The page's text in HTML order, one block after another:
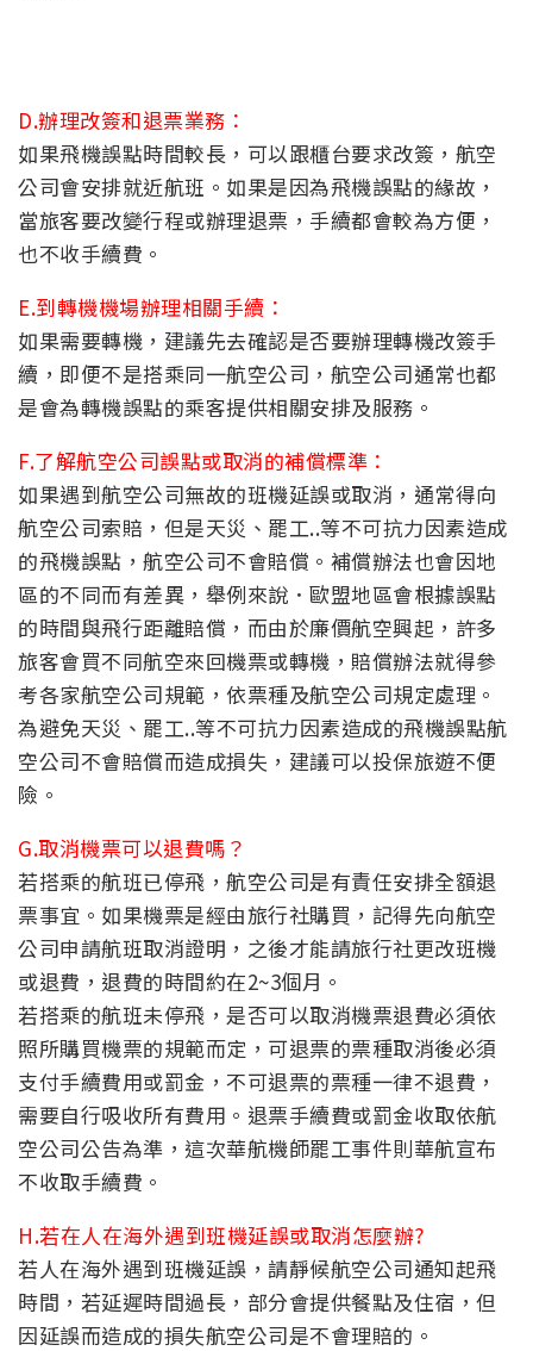
D.辦理改簽和退票業務：
如果飛機誤點時間較長，可以跟櫃台要求改簽，航空
公司會安排就近航班。如果是因為飛機誤點的緣故，
當旅客要改變行程或辦理退票，手續都會較為方便，
也不收手續費。
E.到轉機機場辦理相關手續：
如果需要轉機，建議先去確認是否要辦理轉機改簽手
續，即便不是搭乘同一航空公司，航空公司通常也都
是會為轉機誤點的乘客提供相關安排及服務。
F.了解航空公司誤點或取消的補償標準：
如果遇到航空公司無故的班機延誤或取消，通常得向
航空公司索賠，但是天災、罷工..等不可抗力因素造成
的飛機誤點，航空公司不會賠償。補償辦法也會因地
區的不同而有差異，舉例來說．歐盟地區會根據誤點
的時間與飛行距離賠償，而由於廉價航空興起，許多
旅客會買不同航空來回機票或轉機，賠償辦法就得參
考各家航空公司規範，依票種及航空公司規定處理。
為避免天災、罷工..等不可抗力因素造成的飛機誤點航
空公司不會賠償而造成損失，建議可以投保旅遊不便
險。
G.取消機票可以退費嗎？
若搭乘的航班已停飛，航空公司是有責任安排全額退
票事宜。如果機票是經由旅行社購買，記得先向航空
公司申請航班取消證明，之後才能請旅行社更改班機
或退費，退費的時間約在2~3個月。
若搭乘的航班未停飛，是否可以取消機票退費必須依
照所購買機票的規範而定，可退票的票種取消後必須
支付手續費用或罰金，不可退票的票種一律不退費，
需要自行吸收所有費用。退票手續費或罰金收取依航
空公司公告為準，這次華航機師罷工事件則華航宣布
不收取手續費。
H.若在人在海外遇到班機延誤或取消怎麼辦?
若人在海外遇到班機延誤，請靜候航空公司通知起飛
時間，若延遲時間過長，部分會提供餐點及住宿，但
因延誤而造成的損失航空公司是不會理賠的。